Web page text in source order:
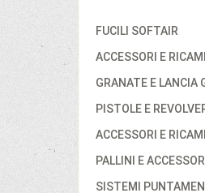
FUCILI SOFTAIR
ACCESSORI E
GRANATE E LANCIA
PISTOLE E
ACCESSORI E
PALLINI E ACCESSORI
SISTEMI